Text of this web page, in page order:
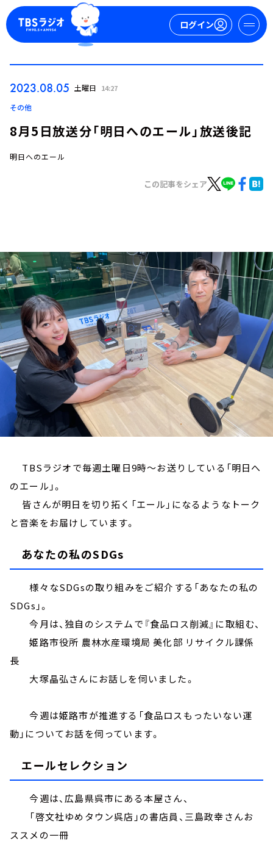
ログイン
トピックス
TBS Podcast
お知らせ
イベント・グッズ
YouTube
会社情報
2023.08.05 土曜日 14:27
その他
8月5日放送分「明日へのエール」放送後記
明日へのエール
この記事をシェア
TBSラジオで毎週土曜日9時～お送りしている「明日へ
のエール」。
皆さんが明日を切り拓く「エール」になるようなトーク
と音楽をお届けしています。
あなたの私のSDGs
様々なSDGsの取り組みをご紹介する「あなたの私の
SDGs」。
今月は、独自のシステムで『食品ロス削減』に取組む、
姫路市役所 農林水産環境局 美化部 リサイクル課係
長
大塚晶弘さんにお話しを伺いました。
今週は姫路市が推進する「食品ロスもったいない運
動」についてお話を伺っています。
エールセレクション
今週は、広島県呉市にある本屋さん、
「啓文社ゆめタウン呉店」の書店員、三島政幸さんお
ススメの一冊